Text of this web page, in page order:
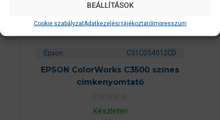
BEÁLLÍTÁSOK
Cookie szabályzatAdatkezelési tájékoztatóImpresszum
Epson C31CD54012CD
EPSON ColorWorks C3500 színes
címkenyomtató
0
aKészleten